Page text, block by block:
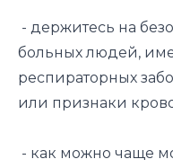
- держитесь на
больных людей,
респираторных
или признаки
- как можно чаще